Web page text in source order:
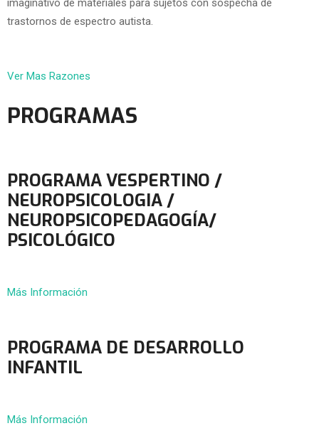
imaginativo de materiales para sujetos con sospecha de
trastornos de espectro autista.
Ver Mas Razones
PROGRAMAS
PROGRAMA VESPERTINO /
NEUROPSICOLOGIA /
NEUROPSICOPEDAGOGÍA/
PSICOLÓGICO
Más Información
PROGRAMA DE DESARROLLO
INFANTIL
Más Información